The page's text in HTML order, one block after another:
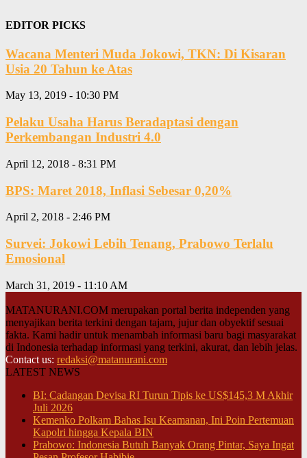
EDITOR PICKS
Wacana Menteri Muda Jokowi, TKN: Di Kisaran
Usia 20 Tahun ke Atas
May 13, 2019 - 10:30 PM
Pelaku Usaha Harus Beradaptasi dengan
Perkembangan Industri 4.0
April 12, 2018 - 8:31 PM
BPS: Maret 2018, Inflasi Sebesar 0,20%
April 2, 2018 - 2:46 PM
Survei: Jokowi Lebih Tenang, Prabowo Terlalu
Emosional
March 31, 2019 - 11:10 AM
MATANURANI.COM merupakan portal berita independen yang
menyajikan berita terkini dengan tajam, jujur dan obyektif sesuai
fakta. Kami hadir untuk menambah informasi baru bagi masyarakat
di Indonesia terhadap informasi yang terkini, akurat, dan lebih jelas.
Contact us: redaksi@matanurani.com
LATEST NEWS
BI: Cadangan Devisa RI Turun Tipis ke US$145,3 M Akhir
Juli 2026
Kemenko Polkam Bahas Isu Keamanan, Ini Poin Pertemuan
Kapolri hingga Kepala BIN
Prabowo: Indonesia Butuh Banyak Orang Pintar, Saya Ingat